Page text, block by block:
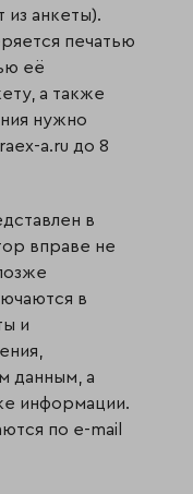
из анкеты).
печатью
её
а также
нужно
a.ru до 8
в
вправе не
в
и
данным, а
информации.
по e-mail